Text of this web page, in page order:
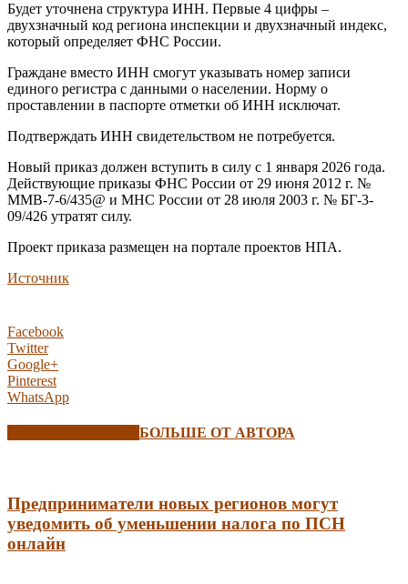
Будет уточнена структура ИНН. Первые 4 цифры –
двухзначный код региона инспекции и двухзначный индекс,
который определяет ФНС России.
Граждане вместо ИНН смогут указывать номер записи
единого регистра с данными о населении. Норму о
проставлении в паспорте отметки об ИНН исключат.
Подтверждать ИНН свидетельством не потребуется.
Новый приказ должен вступить в силу с 1 января 2026 года.
Действующие приказы ФНС России от 29 июня 2012 г. №
ММВ-7-6/435@ и МНС России от 28 июля 2003 г. № БГ-3-
09/426 утратят силу.
Проект приказа размещен на портале проектов НПА.
Источник
Facebook
Twitter
Google+
Pinterest
WhatsApp
БОЛЬШЕ ОТ АВТОРА
Предприниматели новых регионов могут
уведомить об уменьшении налога по ПСН
онлайн